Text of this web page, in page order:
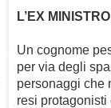
L’EX
Un cognome
per via degli
personaggi che
resi